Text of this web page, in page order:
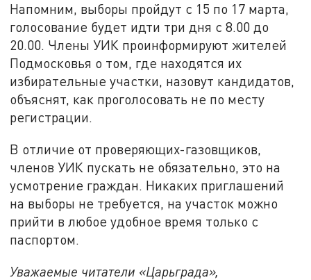
Напомним, выборы пройдут с 15 по 17 марта,
голосование будет идти три дня с 8.00 до
20.00. Члены УИК проинформируют жителей
Подмосковья о том, где находятся их
избирательные участки, назовут кандидатов,
объяснят, как проголосовать не по месту
регистрации.
В отличие от проверяющих-газовщиков,
членов УИК пускать не обязательно, это на
усмотрение граждан. Никаких приглашений
на выборы не требуется, на участок можно
прийти в любое удобное время только с
паспортом.
Уважаемые читатели «Царьграда»,